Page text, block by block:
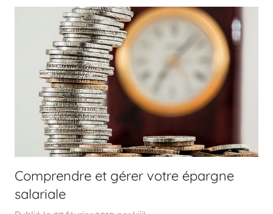
Comprendre et gérer votre épargne
salariale